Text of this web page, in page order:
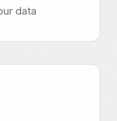
data